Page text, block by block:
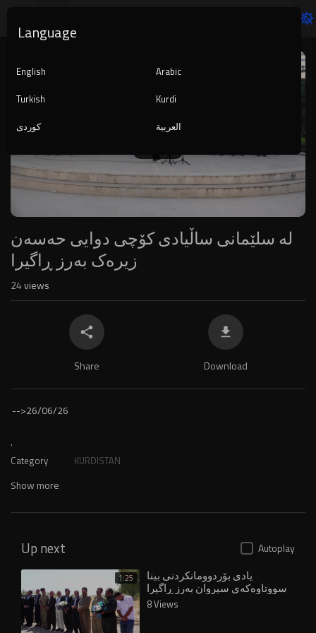
Player
لە سلێمانی ساڵیادی کۆچی دوایی حەسەن
زیرەک بەرز ڕاگیرا
24views
Share Download
-->26/06/26
.
Category KURDISTAN
Show more
Up next Autoplay
1:25 یادى بۆردوومانكردنى بینا
سووتاوه‌كه‌ى سیروان به‌رز ڕاگیرا
8 Views
Language
English
Arabic
Turkish
Kurdi
کوردی
العربية